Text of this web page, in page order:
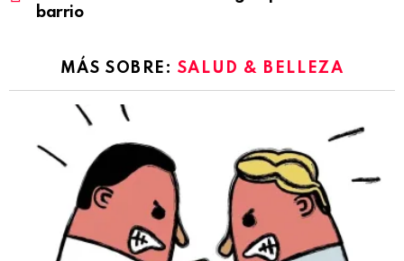
barrio
MÁS SOBRE: SALUD & BELLEZA